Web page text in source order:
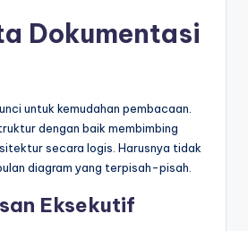
Dokumentasi
untuk kemudahan pembacaan.
dengan baik membimbing
secara logis. Harusnya tidak
diagram yang terpisah-pisah.
Eksekutif